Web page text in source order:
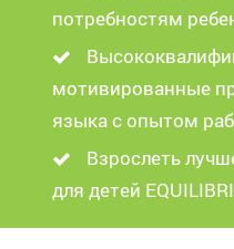
потребностям
мотивированные
языка с опытом
Взрослеть
для детей